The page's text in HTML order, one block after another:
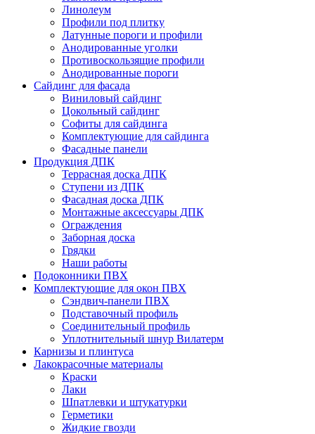
Линолеум
Профили под плитку
Латунные пороги и профили
Анодированные уголки
Противоскользящие профили
Анодированные пороги
Сайдинг для фасада
Виниловый сайдинг
Цокольный сайдинг
Софиты для сайдинга
Комплектующие для сайдинга
Фасадные панели
Продукция ДПК
Террасная доска ДПК
Ступени из ДПК
Фасадная доска ДПК
Монтажные аксессуары ДПК
Ограждения
Заборная доска
Грядки
Наши работы
Подоконники ПВХ
Комплектующие для окон ПВХ
Сэндвич-панели ПВХ
Подставочный профиль
Соединительный профиль
Уплотнительный шнур Вилатерм
Карнизы и плинтуса
Лакокрасочные материалы
Краски
Лаки
Шпатлевки и штукатурки
Герметики
Жидкие гвозди